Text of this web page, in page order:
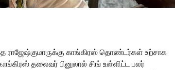
ராஜேஷ்குமாருக்கு காங்கிரஸ் தொண்டர்கள் உற்சாக
தலைவர் பினுலால் சிங் உள்ளிட்ட பலர்